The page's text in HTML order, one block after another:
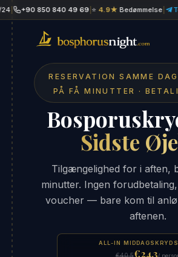
850 840 49 69| ⭐4.9★Bedømmelse|
RESERVATION SAMME
PÅ FÅ MINUTTER ·
Sidste
Tilgængelighed for i aften,
minutter. Ingen
voucher — bare kom til
aftenen.
ALL-IN
€40.5€24.3/